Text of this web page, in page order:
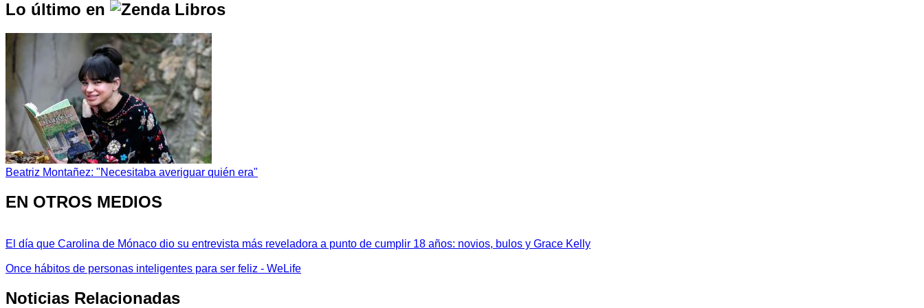
Lo último en
Beatriz Montañez: "Necesitaba averiguar quién era"
EN OTROS MEDIOS
El día que Carolina de Mónaco dio su entrevista más reveladora a punto de cumplir 18 años: novios, bulos y Grace Kelly
Once hábitos de personas inteligentes para ser feliz - WeLife
Noticias Relacionadas